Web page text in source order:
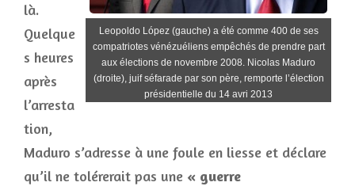
Leopoldo López (gauche) a été comme 400 de ses
compatriotes vénézuéliens empêchés de prendre part
aux élections de novembre 2008. Nicolas Maduro
(droite), juif séfarade par son père, remporte l’élection
présidentielle du 14 avri 2013
là.
Quelque
s heures
après
l’arresta
tion,
Maduro s’adresse à une foule en liesse et déclare
qu’il ne tolérerait pas une « guerre